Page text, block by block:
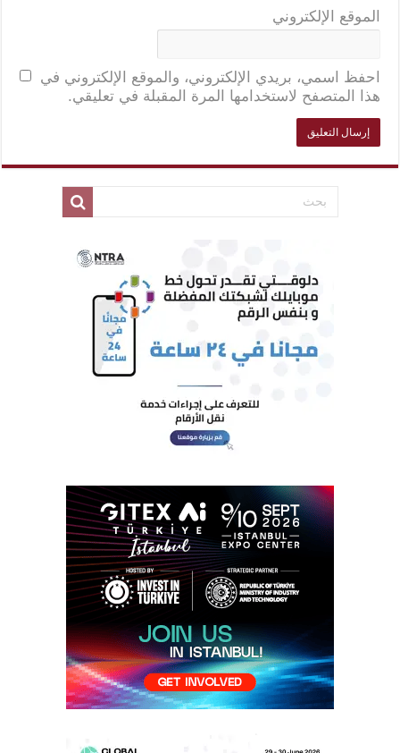
الموقع الإلكتروني
احفظ اسمي، بريدي الإلكتروني، والموقع الإلكتروني في
هذا المتصفح لاستخدامها المرة المقبلة في تعليقي.